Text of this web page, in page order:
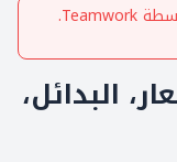
Teamwork
.
البدائل،